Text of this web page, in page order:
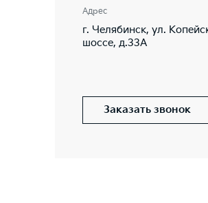
Адрес
г. Челябинск, ул.
шоссе, д.33А
Заказать звонок